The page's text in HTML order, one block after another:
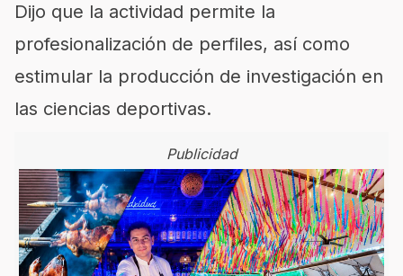
Dijo que la actividad permite la
profesionalización de perfiles, así como
estimular la producción de investigación en
las ciencias deportivas.
Publicidad